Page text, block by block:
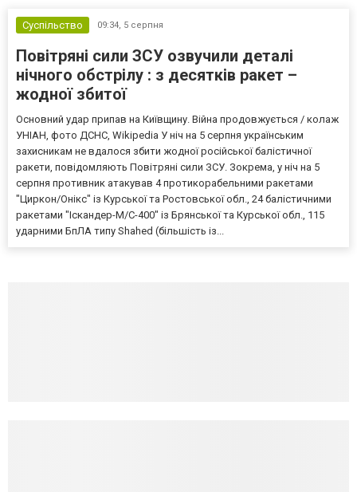
Суспільство 09:34, 5 серпня
Повітряні сили ЗСУ озвучили деталі
нічного обстрілу : з десятків ракет –
жодної збитої
Основний удар припав на Київщину. Війна продовжується / колаж
УНІАН, фото ДСНС, Wikipedia У ніч на 5 серпня українським
захисникам не вдалося збити жодної російської балістичної
ракети, повідомляють Повітряні сили ЗСУ. Зокрема, у ніч на 5
серпня противник атакував 4 протикорабельними ракетами
"Циркон/Онікс" із Курської та Ростовської обл., 24 балістичними
ракетами "Іскандер-М/С-400" із Брянської та Курської обл., 115
ударними БпЛА типу Shahed (більшість із...